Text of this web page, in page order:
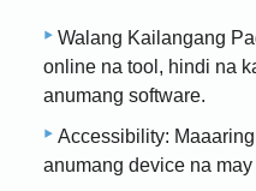
Walang Kailangang
online na tool, hindi na
anumang software.
Accessibility:
anumang device na